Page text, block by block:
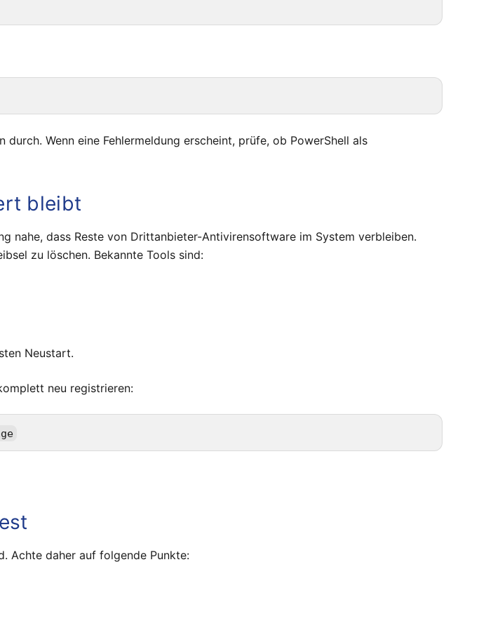
durch. Wenn eine Fehlermeldung erscheint, prüfe, ob PowerShell als
bleibt
nahe, dass Reste von Drittanbieter-Antivirensoftware im System verbleiben.
zu löschen. Bekannte Tools sind:
Neustart.
neu registrieren:
Get-AppxPackage Microsoft.SecHealthUI -AllUsers | Reset-AppxPackage
Achte daher auf folgende Punkte: